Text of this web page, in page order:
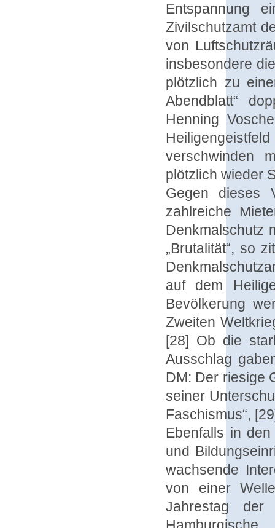
Entspannung
Zivilschutzamt
von
insbesondere
plötzlich zu
Abendblatt“
Henning
verschwinden
plötzlich wieder
Gegen dieses
zahlreiche
Denkmalschutz
„Brutalität“, so
auf dem
Bevölkerung
Zweiten
[28] Ob die
Ausschlag
DM: Der riesige
seiner
Faschismus“,
Ebenfalls in
und
wachsende
von einer
Jahrestag der